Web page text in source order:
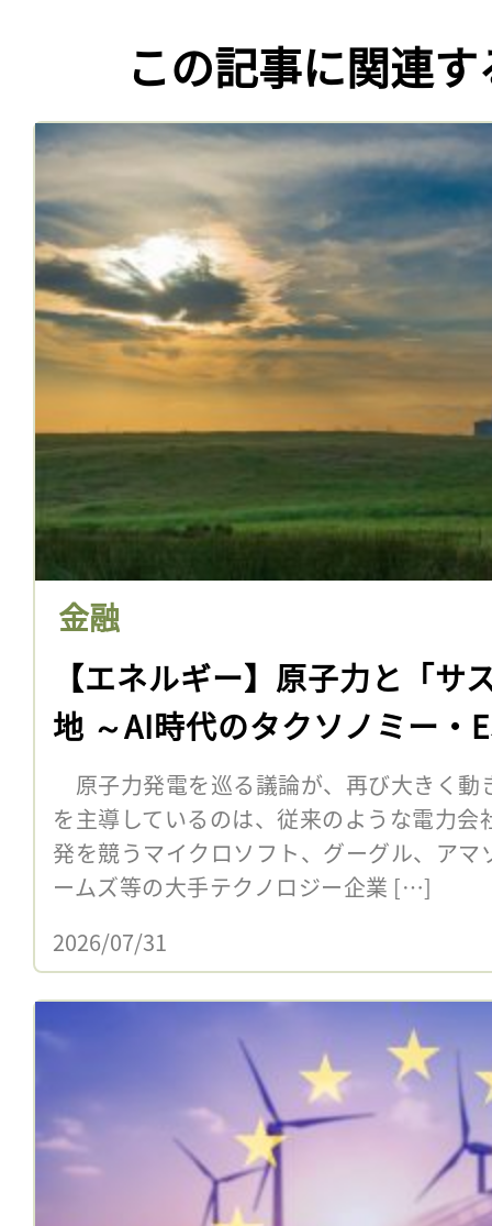
この記事に関連
金融
【エネルギー】原子力と「サ
地 ～AI時代のタクソノミー・
原子力発電を巡る議論が、再び大きく動
を主導しているのは、従来のような電力
発を競うマイクロソフト、グーグル、ア
ームズ等の大手テクノロジー企業 […]
2026/07/31